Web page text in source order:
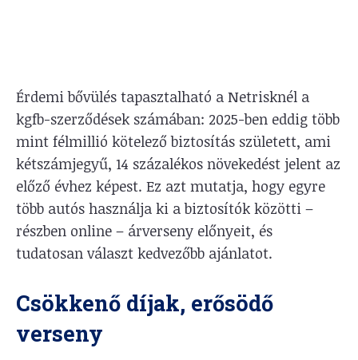
Érdemi bővülés tapasztalható a Netrisknél a
kgfb-szerződések számában: 2025-ben eddig több
mint félmillió kötelező biztosítás született, ami
kétszámjegyű, 14 százalékos növekedést jelent az
előző évhez képest. Ez azt mutatja, hogy egyre
több autós használja ki a biztosítók közötti –
részben online – árverseny előnyeit, és
tudatosan választ kedvezőbb ajánlatot.
Csökkenő díjak, erősödő
verseny